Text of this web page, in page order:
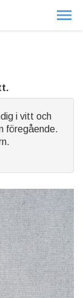
i vitt och
föregående.